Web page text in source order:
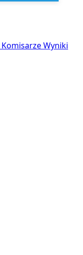
KomisarzeWyniki